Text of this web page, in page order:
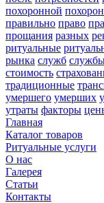
похоронной
правильно право
прощания разных
ритуальные
рынка служб
стоимость
традиционные
умершего умерших
утраты факторы
Главная
Каталог товаров
Ритуальные услуги
О нас
Галерея
Статьи
Контакты